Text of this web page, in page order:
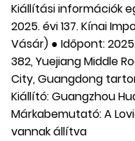
Kiállítási információk
2025. évi 137. Kínai
Vásár) ● Időpont:
382, ​​Yuejiang Middle
City, Guangdong
Kiállító: Guangzhou
Márkabemutató: A
vannak állítva